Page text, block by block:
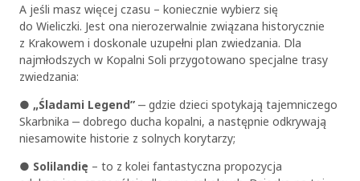
A jeśli masz więcej czasu – koniecznie wybierz się
do Wieliczki. Jest ona nierozerwalnie związana historycznie
z Krakowem i doskonale uzupełni plan zwiedzania. Dla
najmłodszych w Kopalni Soli przygotowano specjalne trasy
zwiedzania:
● „Śladami Legend”‒ gdzie dzieci spotykają tajemniczego
Skarbnika ‒ dobrego ducha kopalni, a następnie odkrywają
niesamowite historie z solnych korytarzy;
● Solilandię – to z kolei fantastyczna propozycja